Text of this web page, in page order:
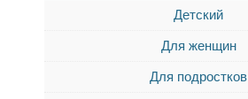
Детский
Для женщин
Для подростков